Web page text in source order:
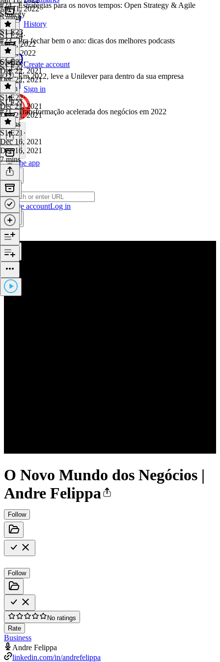
History
Create account
Sign in
Get the app
Create accountLog in
O Novo Mundo dos Negócios |
Andre Felippa
Follow
Follow
No ratings
Rate
Business
Andre Felippa
linkedin.com/in/andrefelippa
Jan 11, 2022
5 mins
#24 - Estratégias para os novos tempos: Open Strategy & Agile
Strategy
S1 E24·
Jan 4, 2022
Jan 4, 2022
6 mins
S1 E23
#23 - Pra fechar bem o ano: dicas dos melhores podcasts
S1 E23·
Dec 22, 2021
Dec 22, 2021
1 min
S1 E22
#22 - Em 2022, leve a Unilever para dentro da sua empresa
S1 E22·
Dec 21, 2021
Dec 21, 2021
7 mins
S1 E21
#21 - Transformação acelerada dos negócios em 2022
S1 E21 ·
Dec 16, 2021
Dec 16, 2021
7 mins